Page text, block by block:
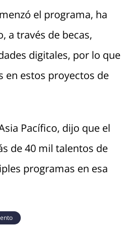
el programa, ha
a través de becas,
digitales, por lo que
en estos proyectos de
Pacífico, dijo que el
de 40 mil talentos de
programas en esa